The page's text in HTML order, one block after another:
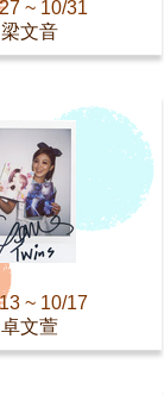
~ 10/31
梁文音
~ 10/17
卓文萱